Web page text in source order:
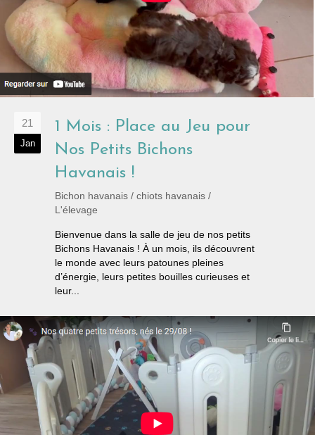
21
Jan
1 Mois : Place au Jeu pour
Nos Petits Bichons
Havanais !
Bichon havanais / chiots havanais /
L'élevage
Bienvenue dans la salle de jeu de nos petits
Bichons Havanais ! À un mois, ils découvrent
le monde avec leurs patounes pleines
d’énergie, leurs petites bouilles curieuses et
leur...